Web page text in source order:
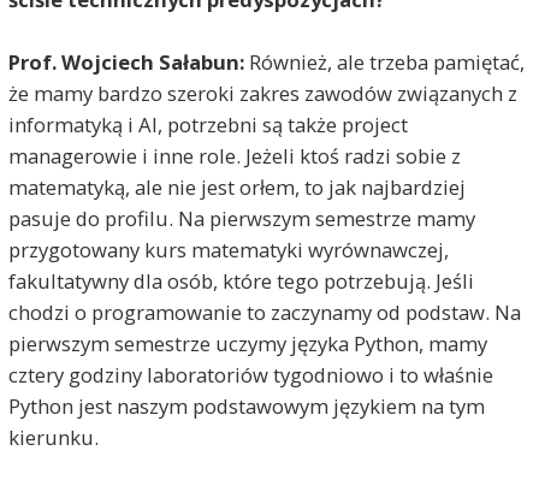
Prof. Wojciech Sałabun:Również, ale trzeba pamiętać,
że mamy bardzo szeroki zakres zawodów związanych z
informatyką i AI, potrzebni są także project
managerowie i inne role. Jeżeli ktoś radzi sobie z
matematyką, ale nie jest orłem, to jak najbardziej
pasuje do profilu. Na pierwszym semestrze mamy
przygotowany kurs matematyki wyrównawczej,
fakultatywny dla osób, które tego potrzebują. Jeśli
chodzi o programowanie to zaczynamy od podstaw. Na
pierwszym semestrze uczymy języka Python, mamy
cztery godziny laboratoriów tygodniowo i to właśnie
Python jest naszym podstawowym językiem na tym
kierunku.